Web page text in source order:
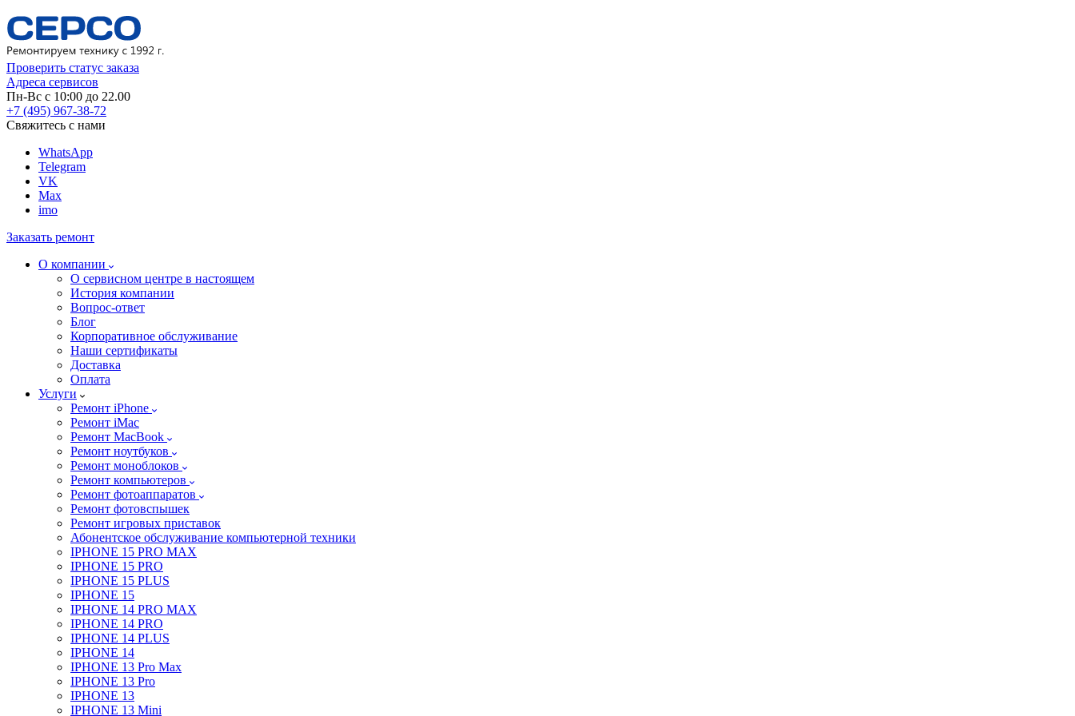
Проверить статус заказа
Адреса сервисов
Пн-Вс с 10:00 до 22.00
+7 (495) 967-38-72
Свяжитесь с нами
WhatsApp
Telegram
VK
Max
imo
Заказать ремонт
О компании
О сервисном центре в настоящем
История компании
Вопрос-ответ
Блог
Корпоративное обслуживание
Наши сертификаты
Доставка
Оплата
Услуги
Ремонт iPhone
Ремонт iMac
Ремонт MacBook
Ремонт ноутбуков
Ремонт моноблоков
Ремонт компьютеров
Ремонт фотоаппаратов
Ремонт фотовспышек
Ремонт игровых приставок
Абонентское обслуживание компьютерной техники
IPHONE 15 PRO MAX
IPHONE 15 PRO
IPHONE 15 PLUS
IPHONE 15
IPHONE 14 PRO MAX
IPHONE 14 PRO
IPHONE 14 PLUS
IPHONE 14
IPHONE 13 Pro Max
IPHONE 13 Pro
IPHONE 13
IPHONE 13 Mini